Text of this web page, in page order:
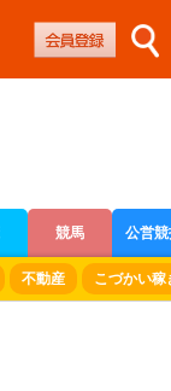
競馬 公営
不動産 こづかい稼